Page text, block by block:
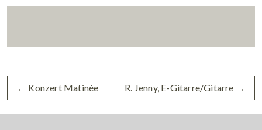
← Konzert Matinée R. Jenny, E-Gitarre/Gitarre →